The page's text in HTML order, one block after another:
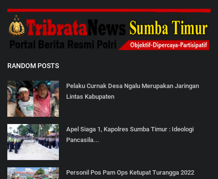
RANDOM POSTS
Pelaku Curnak Desa Ngalu Merupakan Jaringan
Lintas Kabupaten
Apel Siaga 1, Kapolres Sumba Timur : Ideologi
Pancasila...
Personil Pos Pam Ops Ketupat Turangga 2022